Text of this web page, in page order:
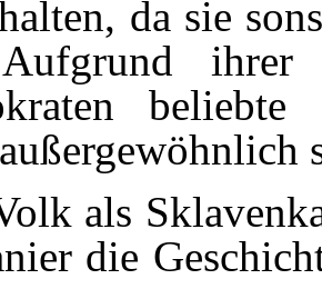
da sie
Aufgrund
beliebte
als
die